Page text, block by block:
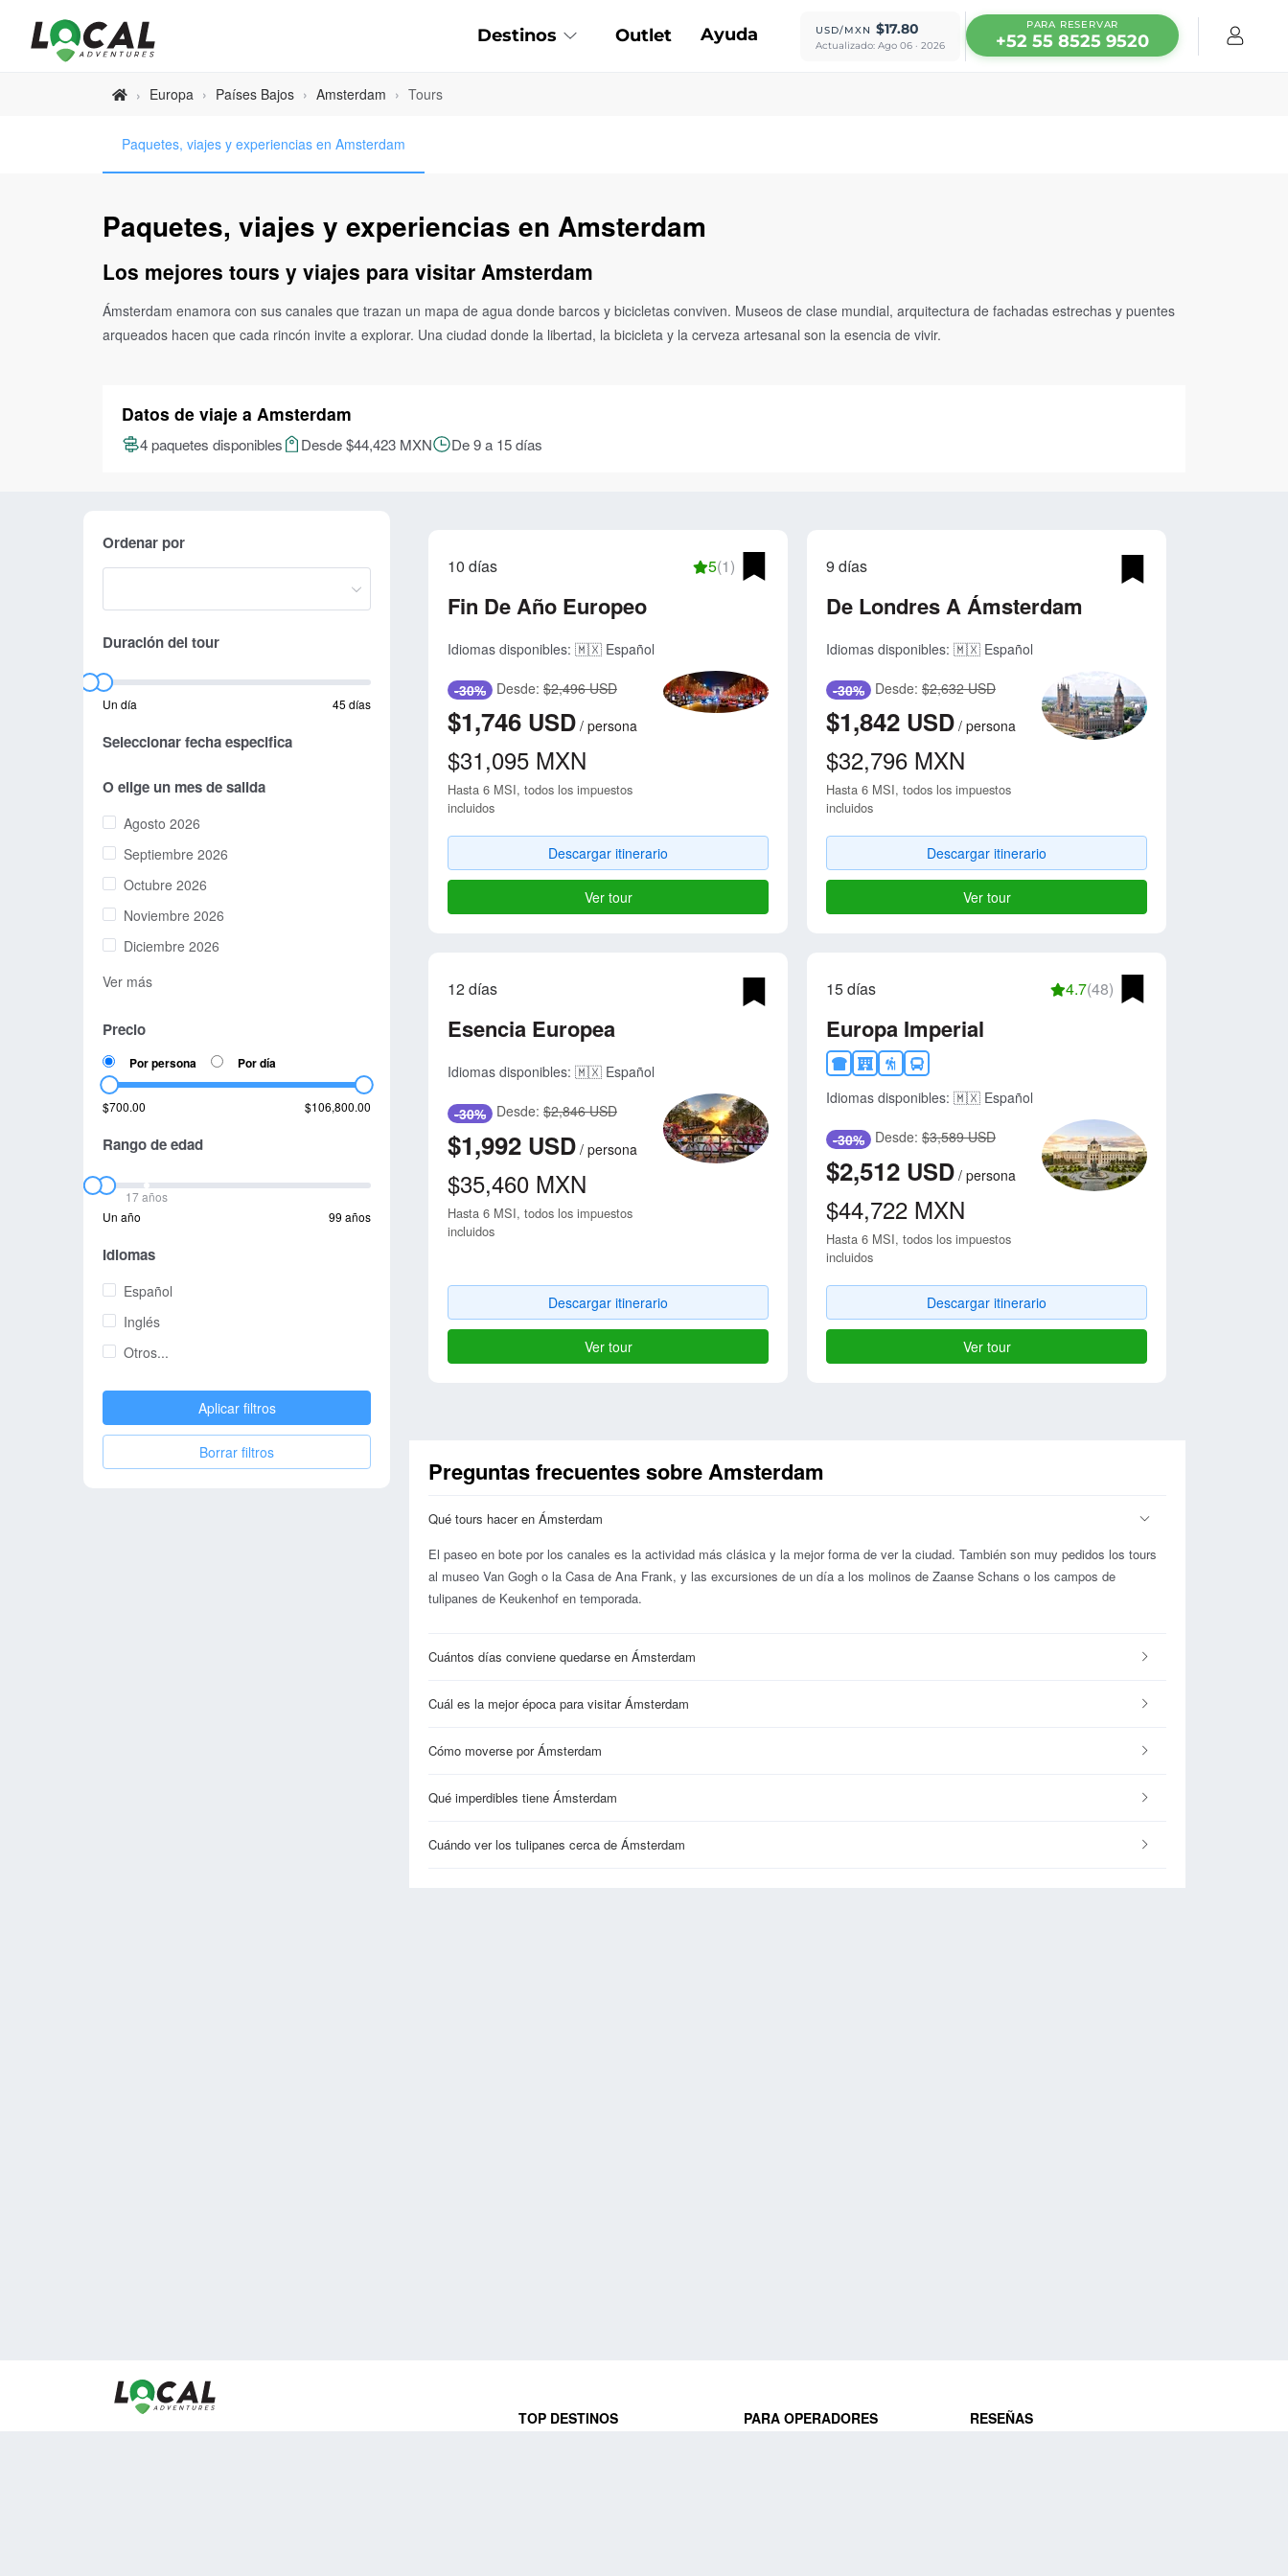
Destinos Outlet Ayuda USD/MXN $17.80
Actualizado: Ago 06 · 2026
PARA RESERVAR
+52 55 8525 9520
› Europa › Países Bajos › Amsterdam › Tours
Paquetes, viajes y experiencias en Amsterdam
Paquetes, viajes y experiencias en Amsterdam
Los mejores tours y viajes para visitar Amsterdam
Ámsterdam enamora con sus canales que trazan un mapa de agua donde barcos y bicicletas conviven. Museos de clase mundial, arquitectura de fachadas estrechas y puentes
arqueados hacen que cada rincón invite a explorar. Una ciudad donde la libertad, la bicicleta y la cerveza artesanal son la esencia de vivir.
Datos de viaje a Amsterdam
4 paquetes disponibles Desde $44,423 MXN De 9 a 15 días
Ordenar por
Duración del tour
Un día 45 días
Seleccionar fecha especifica
O elige un mes de salida
Agosto 2026
Septiembre 2026
Octubre 2026
Noviembre 2026
Diciembre 2026
Ver más
Precio
Por persona Por día
$700.00 $106,800.00
Rango de edad
17 años
Un año
99 años
Idiomas
Español
Inglés
Otros...
Aplicar filtros
Borrar filtros
10 días 5(1)
Fin De Año Europeo
Idiomas disponibles: 🇲🇽 Español
-30% Desde: $2,496 USD
$1,746 USD / persona
$31,095 MXN
Hasta 6 MSI, todos los impuestos
incluidos
Descargar itinerario
Ver tour
9 días
De Londres A Ámsterdam
Idiomas disponibles: 🇲🇽 Español
-30% Desde: $2,632 USD
$1,842 USD / persona
$32,796 MXN
Hasta 6 MSI, todos los impuestos
incluidos
Descargar itinerario
Ver tour
12 días
Esencia Europea
Idiomas disponibles: 🇲🇽 Español
-30% Desde: $2,846 USD
$1,992 USD / persona
$35,460 MXN
Hasta 6 MSI, todos los impuestos
incluidos
Descargar itinerario
Ver tour
15 días 4.7(48)
Europa Imperial
Idiomas disponibles: 🇲🇽 Español
-30% Desde: $3,589 USD
$2,512 USD / persona
$44,722 MXN
Hasta 6 MSI, todos los impuestos
incluidos
Descargar itinerario
Ver tour
Preguntas frecuentes sobre Amsterdam
Qué tours hacer en Ámsterdam
El paseo en bote por los canales es la actividad más clásica y la mejor forma de ver la ciudad. También son muy pedidos los tours
al museo Van Gogh o la Casa de Ana Frank, y las excursiones de un día a los molinos de Zaanse Schans o los campos de
tulipanes de Keukenhof en temporada.
Cuántos días conviene quedarse en Ámsterdam
Cuál es la mejor época para visitar Ámsterdam
Cómo moverse por Ámsterdam
Qué imperdibles tiene Ámsterdam
Cuándo ver los tulipanes cerca de Ámsterdam
TOP DESTINOS PARA OPERADORES RESEÑAS